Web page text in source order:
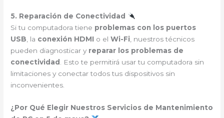
5. Reparación de Conectividad
Si tu computadora tiene problemas con los puertos
USB , la conexión HDMI o elWi-Fi , nuestros técnicos
pueden diagnosticar y reparar los problemas de
conectividad
. Esto te permitirá usar tu computadora sin
limitaciones y conectar todos tus dispositivos sin
inconvenientes.
¿Por Qué Elegir Nuestros Servicios de Mantenimiento